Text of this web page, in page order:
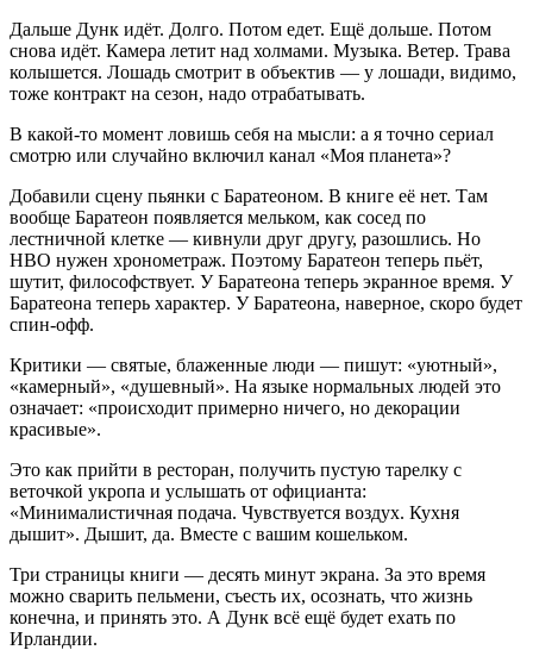
Дальше Дунк идёт. Долго. Потом едет. Ещё дольше. Потом
снова идёт. Камера летит над холмами. Музыка. Ветер. Трава
колышется. Лошадь смотрит в объектив — у лошади, видимо,
тоже контракт на сезон, надо отрабатывать.
В какой-то момент ловишь себя на мысли: а я точно сериал
смотрю или случайно включил канал «Моя планета»?
Добавили сцену пьянки с Баратеоном. В книге её нет. Там
вообще Баратеон появляется мельком, как сосед по
лестничной клетке — кивнули друг другу, разошлись. Но
HBO нужен хронометраж. Поэтому Баратеон теперь пьёт,
шутит, философствует. У Баратеона теперь экранное время. У
Баратеона теперь характер. У Баратеона, наверное, скоро будет
спин-офф.
Критики — святые, блаженные люди — пишут: «уютный»,
«камерный», «душевный». На языке нормальных людей это
означает: «происходит примерно ничего, но декорации
красивые».
Это как прийти в ресторан, получить пустую тарелку с
веточкой укропа и услышать от официанта:
«Минималистичная подача. Чувствуется воздух. Кухня
дышит». Дышит, да. Вместе с вашим кошельком.
Три страницы книги — десять минут экрана. За это время
можно сварить пельмени, съесть их, осознать, что жизнь
конечна, и принять это. А Дунк всё ещё будет ехать по
Ирландии.